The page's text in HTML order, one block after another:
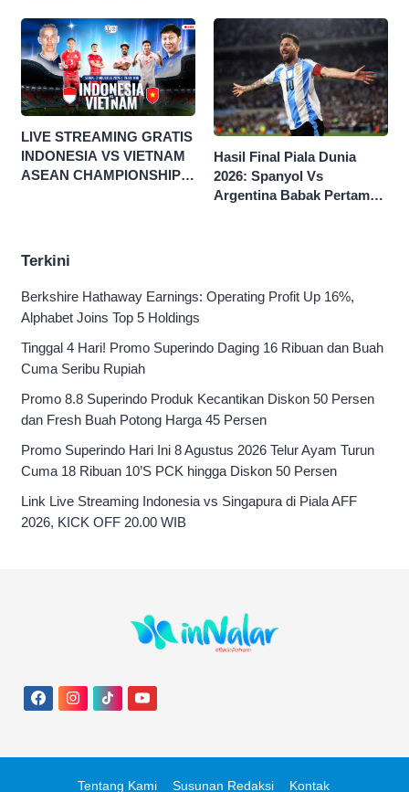
LIVE STREAMING GRATIS
INDONESIA VS VIETNAM
ASEAN CHAMPIONSHIP
Hasil Final Piala Dunia
2026: Spanyol Vs
Argentina Babak Pertama
Terkini
Berkshire Hathaway Earnings: Operating Profit Up 16%,
Alphabet Joins Top 5 Holdings
Tinggal 4 Hari! Promo Superindo Daging 16 Ribuan dan Buah
Cuma Seribu Rupiah
Promo 8.8 Superindo Produk Kecantikan Diskon 50 Persen
dan Fresh Buah Potong Harga 45 Persen
Promo Superindo Hari Ini 8 Agustus 2026 Telur Ayam Turun
Cuma 18 Ribuan 10’S PCK hingga Diskon 50 Persen
Link Live Streaming Indonesia vs Singapura di Piala AFF
2026, KICK OFF 20.00 WIB
Tentang Kami Susunan Redaksi Kontak